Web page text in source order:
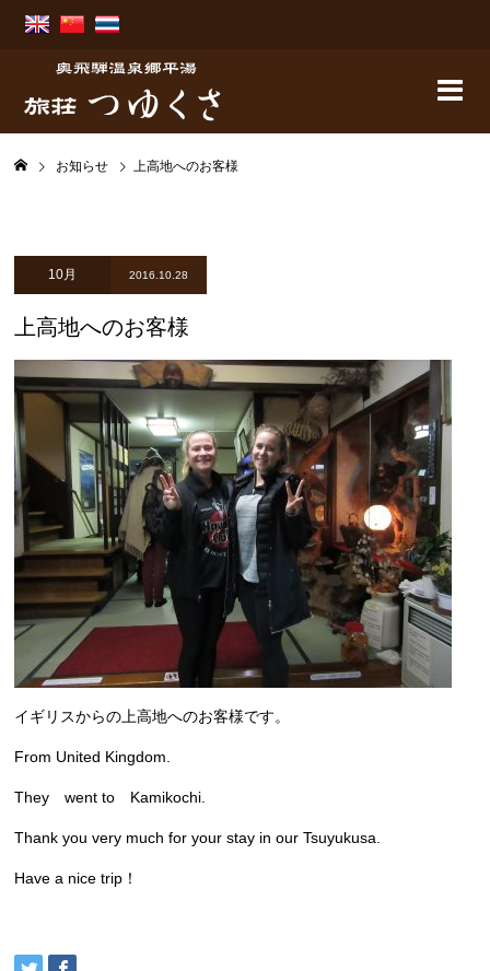
お知らせ 上高地へのお客様
10月 2016.10.28
上高地へのお客様
イギリスからの上高地へのお客様です。
From United Kingdom.
They went to Kamikochi.
Thank you very much for your stay in our Tsuyukusa.
Have a nice trip！